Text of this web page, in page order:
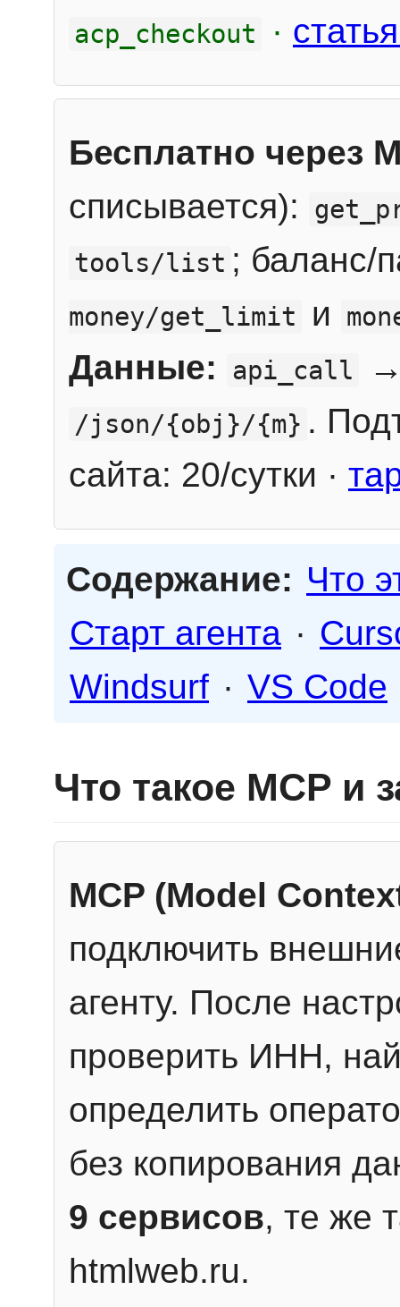
acp_checkout ·
Бесплатно через
списывается):
tools/list ; баланс/
money/get_limit и
Данные: api_call
/json/{obj}/{m} .
сайта: 20/сутки ·
Содержание: Что
Старт агента ·
Windsurf · VS Code
Что такое MCP и
MCP (Model
подключить
агенту. После
проверить ИНН,
определить
без копирования
9 сервисов, те же
htmlweb.ru.